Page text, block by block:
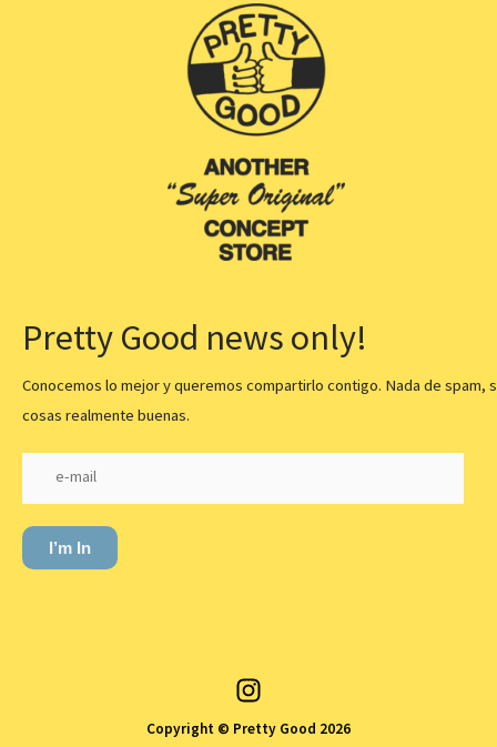
Pretty Good news only!
Conocemos lo mejor y queremos compartirlo contigo. Nada de spam,
cosas realmente buenas.
I’m In
Copyright © Pretty Good 2026